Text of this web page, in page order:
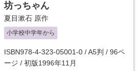
坊っちゃん
夏目漱石 原作
小学校中学年から
ISBN978-4-323-05001-0 / A5判 / 96ペ
ージ / 初版1996年11月